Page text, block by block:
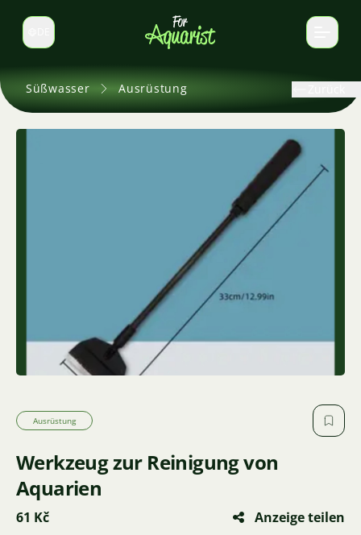
Sprache wechseln
Süßwasser Ausrüstung
Ausrüstung
Werkzeug zur Reinigung von
Aquarien
61 Kč
Anzeige teilen